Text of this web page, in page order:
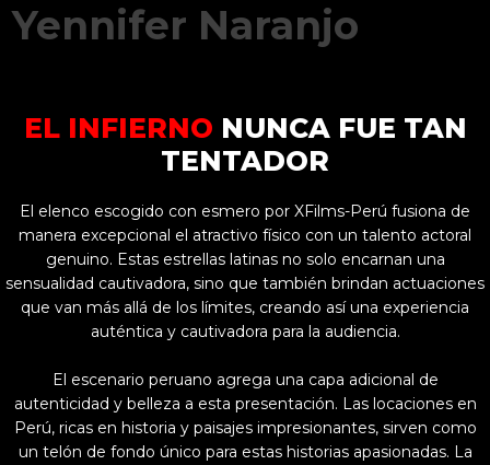
Yennifer Naranjo
EL INFIERNO NUNCA FUE TAN
TENTADOR
El elenco escogido con esmero por XFilms-Perú fusiona de
manera excepcional el atractivo físico con un talento actoral
genuino. Estas estrellas latinas no solo encarnan una
sensualidad cautivadora, sino que también brindan actuaciones
que van más allá de los límites, creando así una experiencia
auténtica y cautivadora para la audiencia.
El escenario peruano agrega una capa adicional de
autenticidad y belleza a esta presentación. Las locaciones en
Perú, ricas en historia y paisajes impresionantes, sirven como
un telón de fondo único para estas historias apasionadas. La